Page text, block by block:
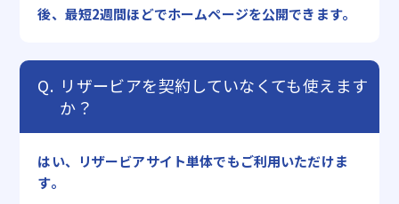
後、最短2週間ほどでホームページを公開できます。
リザービアを契約していなくても使えます
か？
はい、リザービアサイト単体でもご利用いただけま
す。